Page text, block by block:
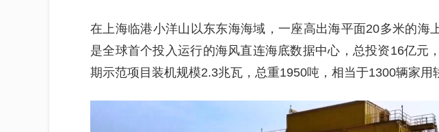
在上海临港小洋山以东东海海域，一座高出海平面20多米的海
是全球首个投入运行的海风直连海底数据中心，总投资16亿元
期示范项目装机规模2.3兆瓦，总重1950吨，相当于1300辆家用